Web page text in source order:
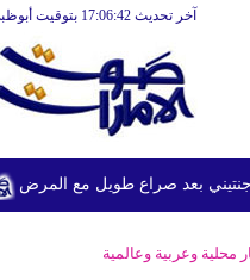
آخر تحديث 17:06:42 بتوقيت أبوظبي
بعد صراع طويل مع المرض
محلية وعربية وعالمية